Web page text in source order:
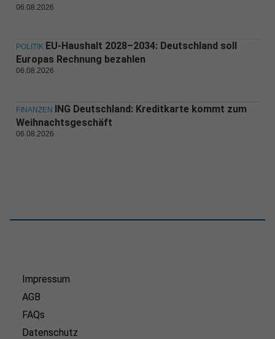
06.08.2026
POLITIK EU-Haushalt 2028–2034: Deutschland soll
Europas Rechnung bezahlen
06.08.2026
FINANZEN
ING Deutschland: Kreditkarte kommt zum
Weihnachtsgeschäft
06.08.2026
Impressum
AGB
FAQs
Datenschutz